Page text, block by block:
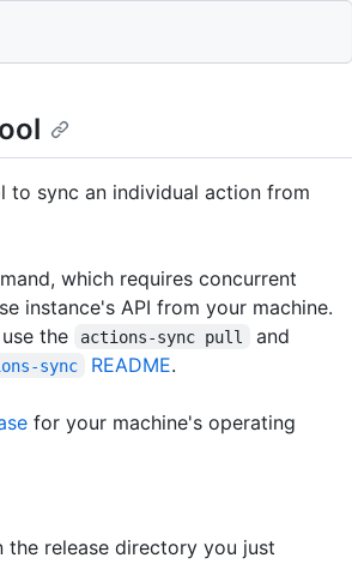
to sync an individual action from
which requires concurrent
instance's API from your machine.
the
actions-sync pull and
sync README.
for your machine's operating
release directory you just